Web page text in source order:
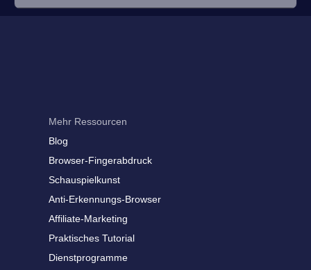
Mehr Ressourcen
Blog
Browser-Fingerabdruck
Schauspielkunst
Anti-Erkennungs-Browser
Affiliate-Marketing
Praktisches Tutorial
Dienstprogramme